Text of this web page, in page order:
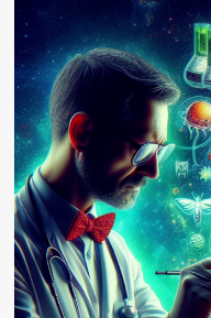
Esențial
pentru
Succesul
cu
Finanțări